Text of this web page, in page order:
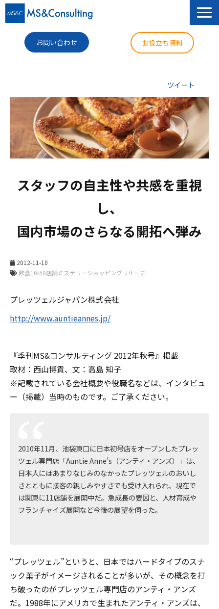
お問い合わせ お役立ち資料
セミナー
導入事例
コラム
企業情報
ツイート
スタッフの自主性や共感を重視
し、
国内市場のさらなる開拓へ弾み
2012-11-10
プレッツェルジャパン株式会社
http://www.auntieannes.jp/
『季刊MS&コンサルティング 2012年秋号』掲載
取材：西山博貢、文：高島 知子
※記載されている会社概要や役職名などは、インタビュ
ー（掲載）当時のものです。ご了承ください。
2010年11月、池袋東口に日本初号店をオープンしたプレッ
ツェル専門店「Auntie Anne's（アンティ・アンズ）」は、
日本人にはあまりなじみのなかったプレッツェルのおいし
さとともに接客の親しみやすさでも受け入れられ、現在で
は関東に11店舗を展開中だ。急成長の要因と、人材育成や
フランチャイズ展開など今後の展望を伺った。
“プレッツェル”というと、日本ではハードタイプのスナ
ック菓子がイメージされることが多いが、その概念を打
ち破ったのがプレッツェル専門店のアンティ・アンズ
だ。1988年にアメリカで生まれたアンティ・アンズは、